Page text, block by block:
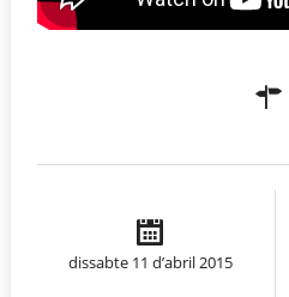
dissabte 11 d’abril 2015